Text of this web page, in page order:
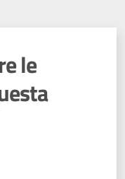
le
da 1 a 5 stelle